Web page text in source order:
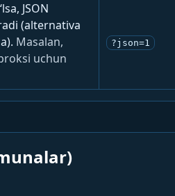
JSON
(alternativa
Masalan,
uchun
?json=1